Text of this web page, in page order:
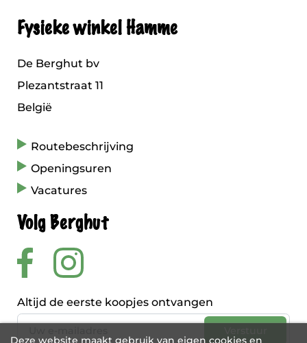
Fysieke winkel Hamme
De Berghut bv
Plezantstraat 11
België
Routebeschrijving
Openingsuren
Vacatures
Volg Berghut
Altijd de eerste koopjes ontvangen
Deze website maakt gebruik van eigen cookies en